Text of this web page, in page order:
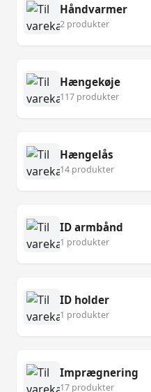
Håndvarmer
2 produkter
Hængekøje
117 produkter
Hængelås
14 produkter
ID armbånd
1 produkter
ID holder
1 produkter
Imprægnering
17 produkter